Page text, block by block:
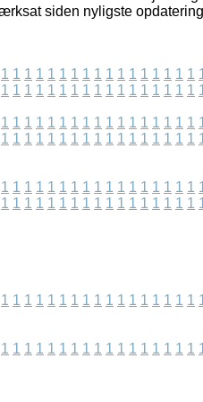
siden nyligste
1 1 1 1 1 1 1 1 1 1 1 1 1 1 1 1 1
1 1 1 1 1 1 1 1 1 1 1 1 1 1 1 1 1
1 1 1 1 1 1 1 1 1 1 1 1 1 1 1 1 1
1 1 1 1 1 1 1 1 1 1 1 1 1 1 1 1 1
1 1 1 1 1 1 1 1 1 1 1 1 1 1 1 1 1
1 1 1 1 1 1 1 1 1 1 1 1 1 1 1 1 1
1 1 1 1 1 1 1 1 1 1 1 1 1 1 1 1 1
1 1 1 1 1 1 1 1 1 1 1 1 1 1 1 1 1